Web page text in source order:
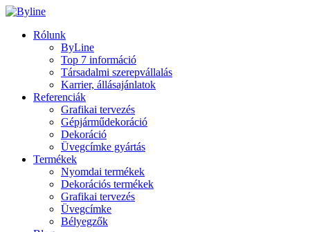
Rólunk
ByLine
Top 7 információ
Társadalmi szerepvállalás
Karrier, állásajánlatok
Referenciák
Grafikai tervezés
Gépjárműdekoráció
Dekoráció
Üvegcímke gyártás
Termékek
Nyomdai termékek
Dekorációs termékek
Grafikai tervezés
Üvegcímke
Bélyegzők